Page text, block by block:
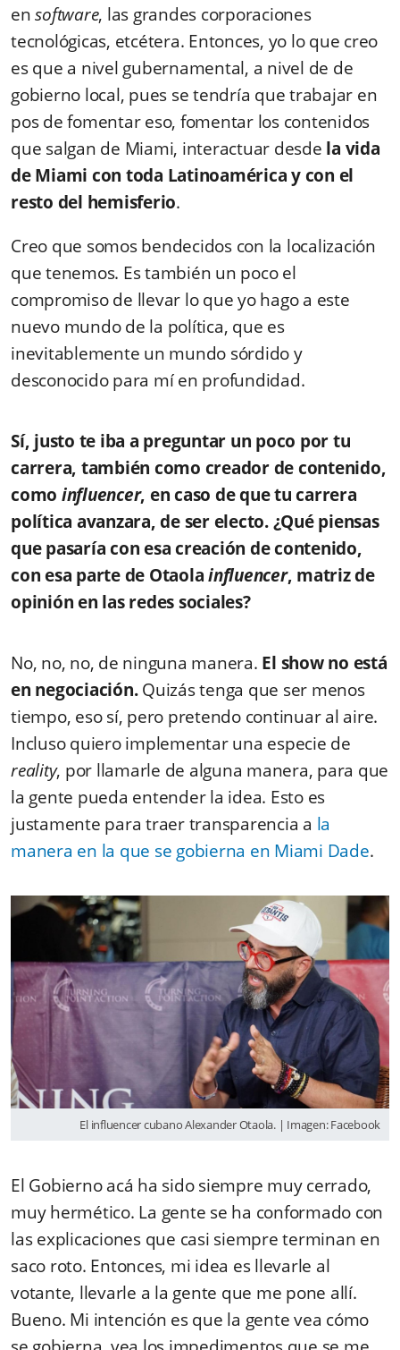
ensoftware, las grandes corporaciones
tecnológicas, etcétera. Entonces, yo lo que creo
es que a nivel gubernamental, a nivel de de
gobierno local, pues se tendría que trabajar en
pos de fomentar eso, fomentar los contenidos
que salgan de Miami, interactuar desde la vida
de Miami con toda Latinoamérica y con el
resto del hemisferio.
Creo que somos bendecidos con la localización
que tenemos. Es también un poco el
compromiso de llevar lo que yo hago a este
nuevo mundo de la política, que es
inevitablemente un mundo sórdido y
desconocido para mí en profundidad.
Sí, justo te iba a preguntar un poco por tu
carrera, también como creador de contenido,
como influencer, en caso de que tu carrera
política avanzara, de ser electo. ¿Qué piensas
que pasaría con esa creación de contenido,
con esa parte de Otaolainfluencer, matriz de
opinión en las redes sociales?
No, no, no, de ninguna manera. El show no está
en negociación.Quizás tenga que ser menos
tiempo, eso sí, pero pretendo continuar al aire.
Incluso quiero implementar una especie de
reality, por llamarle de alguna manera, para que
la gente pueda entender la idea. Esto es
justamente para traer transparencia a la
manera en la que se gobierna en Miami Dade.
El influencer cubano Alexander Otaola. | Imagen: Facebook
El Gobierno acá ha sido siempre muy cerrado,
muy hermético. La gente se ha conformado con
las explicaciones que casi siempre terminan en
saco roto. Entonces, mi idea es llevarle al
votante, llevarle a la gente que me pone allí.
Bueno. Mi intención es que la gente vea cómo